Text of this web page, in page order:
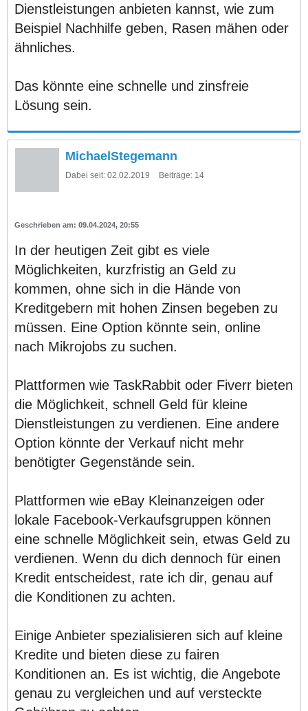
Dienstleistungen anbieten kannst, wie zum
Beispiel Nachhilfe geben, Rasen mähen oder
ähnliches.
Das könnte eine schnelle und zinsfreie
Lösung sein.
MichaelStegemann
Dabei seit: 02.02.2019 Beiträge: 14
09.04.2024, 20:55
In der heutigen Zeit gibt es viele
Möglichkeiten, kurzfristig an Geld zu
kommen, ohne sich in die Hände von
Kreditgebern mit hohen Zinsen begeben zu
müssen. Eine Option könnte sein, online
nach Mikrojobs zu suchen.
Plattformen wie TaskRabbit oder Fiverr bieten
die Möglichkeit, schnell Geld für kleine
Dienstleistungen zu verdienen. Eine andere
Option könnte der Verkauf nicht mehr
benötigter Gegenstände sein.
Plattformen wie eBay Kleinanzeigen oder
lokale Facebook-Verkaufsgruppen können
eine schnelle Möglichkeit sein, etwas Geld zu
verdienen. Wenn du dich dennoch für einen
Kredit entscheidest, rate ich dir, genau auf
die Konditionen zu achten.
Einige Anbieter spezialisieren sich auf kleine
Kredite und bieten diese zu fairen
Konditionen an. Es ist wichtig, die Angebote
genau zu vergleichen und auf versteckte